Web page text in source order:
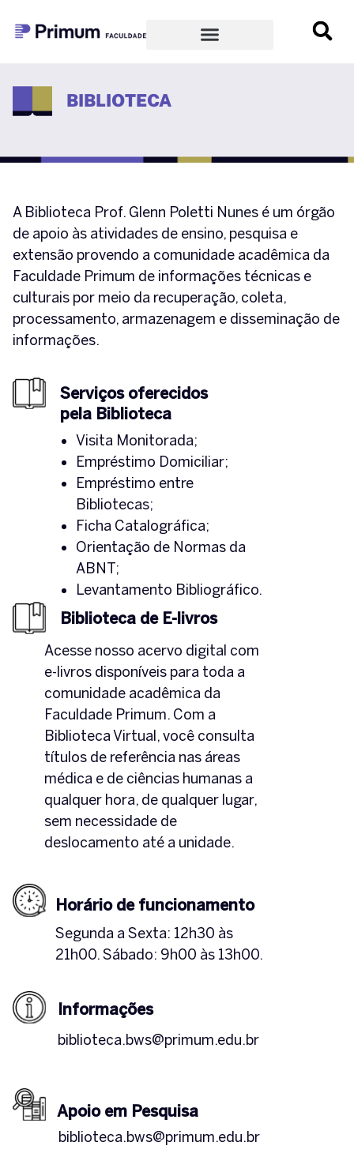
BIBLIOTECA
A Biblioteca Prof. Glenn Poletti Nunes é um órgão
de apoio às atividades de ensino, pesquisa e
extensão provendo a comunidade acadêmica da
Faculdade Primum de informações técnicas e
culturais por meio da recuperação, coleta,
processamento, armazenagem e disseminação de
informações.
Serviços oferecidos
pela Biblioteca
Visita Monitorada;
Empréstimo Domiciliar;
Empréstimo entre
Bibliotecas;
Ficha Catalográfica;
Orientação de Normas da
ABNT;
Levantamento Bibliográfico.
Biblioteca de E-livros
Acesse nosso acervo digital com
e-livros disponíveis para toda a
comunidade acadêmica da
Faculdade Primum. Com a
Biblioteca Virtual, você consulta
títulos de referência nas áreas
médica e de ciências humanas a
qualquer hora, de qualquer lugar,
sem necessidade de
deslocamento até a unidade.
Horário de funcionamento
Segunda a Sexta: 12h30 às
21h00. Sábado: 9h00 às 13h00.
Informações
biblioteca.bws@primum.edu.br
Apoio em Pesquisa
biblioteca.bws@primum.edu.br